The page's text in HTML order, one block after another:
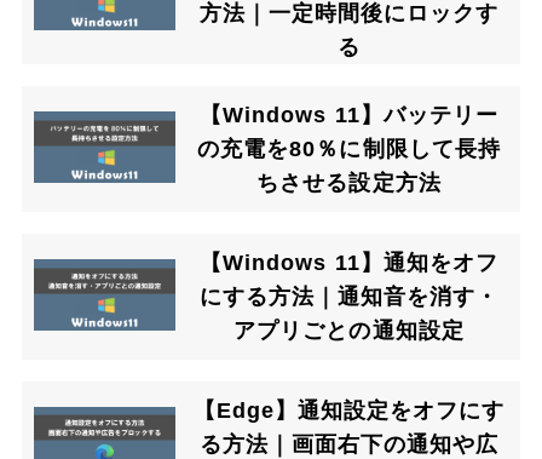
方法｜一定時間後にロックす
る
【Windows 11】バッテリー
の充電を80％に制限して長持
ちさせる設定方法
【Windows 11】通知をオフ
にする方法｜通知音を消す・
アプリごとの通知設定
【Edge】通知設定をオフにす
る方法｜画面右下の通知や広